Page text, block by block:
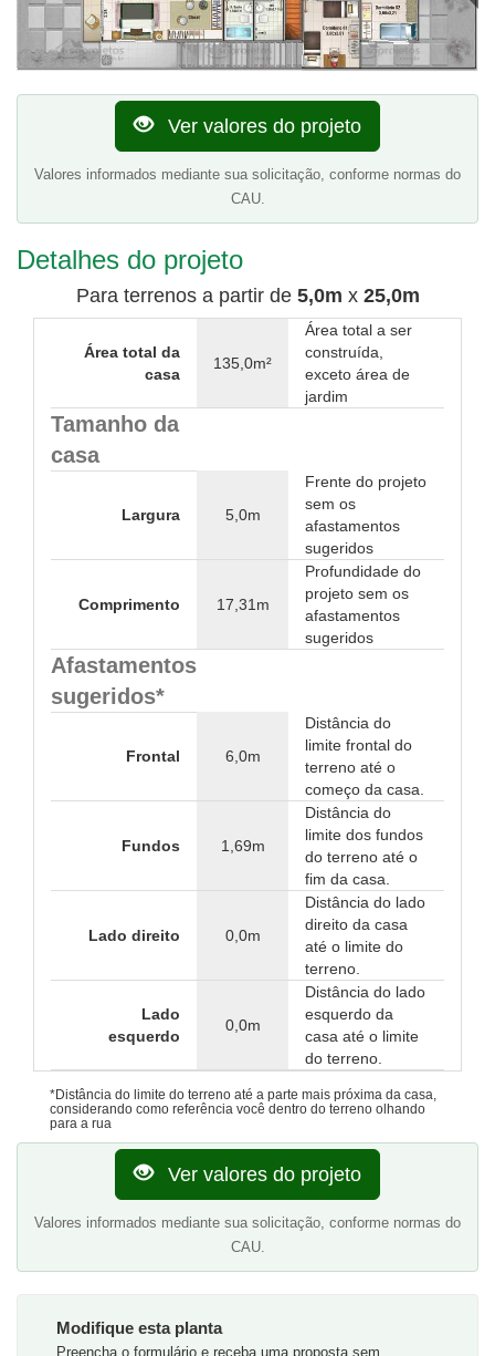
Ver valores do projeto
Valores informados mediante sua solicitação, conforme normas do
CAU.
Detalhes do projeto
Para terrenos a partir de 5,0m x 25,0m
Área total da
casa
135,0m²
Área total a ser
construída,
exceto área de
jardim
Tamanho da
casa
Largura 5,0m
Frente do projeto
sem os
afastamentos
sugeridos
Comprimento 17,31m
Profundidade do
projeto sem os
afastamentos
sugeridos
Afastamentos
sugeridos*
Frontal 6,0m
Distância do
limite frontal do
terreno até o
começo da casa.
Fundos 1,69m
Distância do
limite dos fundos
do terreno até o
fim da casa.
Lado direito 0,0m
Distância do lado
direito da casa
até o limite do
terreno.
Lado
esquerdo
0,0m
Distância do lado
esquerdo da
casa até o limite
do terreno.
*Distância do limite do terreno até a parte mais próxima da casa,
considerando como referência você dentro do terreno olhando
para a rua
Ver valores do projeto
Valores informados mediante sua solicitação, conforme normas do
CAU.
Modifique esta planta
Preencha o formulário e receba uma proposta sem